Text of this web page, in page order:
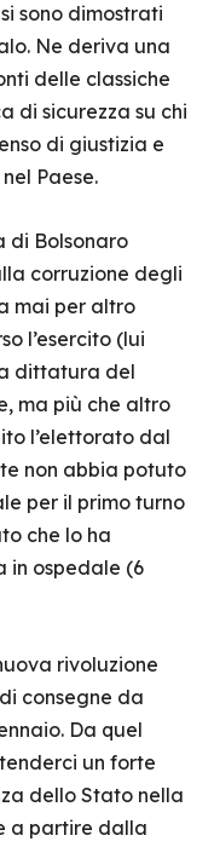
sono dimostrati
Ne deriva una
delle classiche
di sicurezza su chi
di giustizia e
Paese.
di Bolsonaro
corruzione degli
mai per altro
l’esercito (lui
dittatura del
ma più che altro
l’elettorato dal
non abbia potuto
per il primo turno
che lo ha
in ospedale (6
rivoluzione
consegne da
Da quel
un forte
dello Stato nella
a partire dalla